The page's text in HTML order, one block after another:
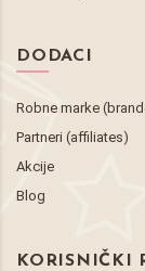
DODACI
Robne marke
Partneri (affiliates)
Akcije
Blog
KORISNIČKI